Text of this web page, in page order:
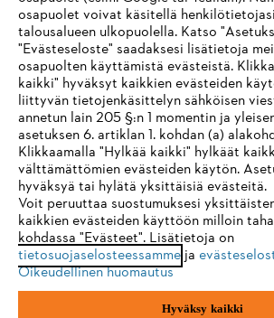
SÄHKÖPOSTIOSOITE
Lunasta nyt 10 %
#STIHL
IHR BROWSER WIRD
UNTERSTÜTZT
Sie nutzen einen Browser, den wir noch nicht
eine optimale Nutzung unserer Seite
einem der folgenden Browser zu wechseln:
Firefox
osapuolet voivat käsitellä
talousalueen ulkopuolella. Katso
"Evästeseloste" saadaksesi lisätietoja
osapuolten käyttämistä evästeistä.
kaikki" hyväksyt kaikkien evästeiden
liittyvän tietojenkäsittelyn sähköisen
annetun lain 205 §:n 1 momentin ja
asetuksen 6. artiklan 1. kohdan (a)
Klikkaamalla "Hylkää kaikki" hylkäät
välttämättömien evästeiden käytön.
hyväksyä tai hylätä yksittäisiä evästeitä.
Voit peruuttaa suostumuksesi
kaikkien evästeiden käyttöön milloin
kohdassa "Evästeet". Lisätietoja on
tietosuojaselosteessammeja
Oikeudellinen huomautus
Hyväksy kaikki